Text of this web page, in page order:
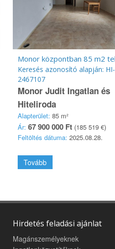
Keresés azonosító alapján: HI-
2467107
Monor Judit Ingatlan és
Hiteliroda
Alapterület: 85 m²
Ár: 67 900 000 Ft (185 519 €)
Feltöltés dátuma: 2025.08.28.
Tovább
Hirdetés feladási ajánlat
Magánszemélyeknek